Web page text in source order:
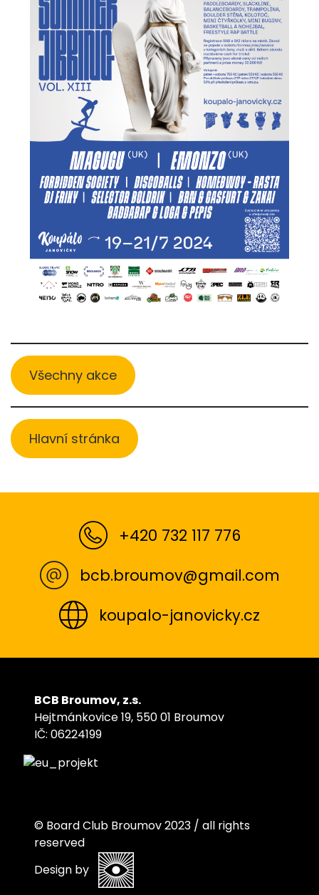
Všechny akce
Hlavní stránka
+420 732 117 776
bcb.broumov@gmail.com
koupalo-janovicky.cz
BCB Broumov, z.s.
Hejtmánkovice 19, 550 01 Broumov
IČ: 06224199
© Board Club Broumov 2023 / all rights
reserved
Design by